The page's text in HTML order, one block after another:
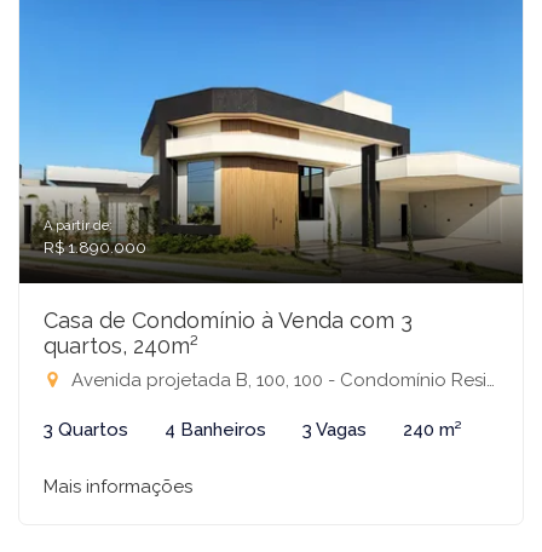
A partir de:
R$ 1.890.000
Casa de Condomínio à Venda com 3
quartos, 240m²
Avenida projetada B, 100, 100 - Condomínio Residencial Terra Vista, Mirassol-SP
3 Quartos 4 Banheiros 3 Vagas 240 m²
Mais informações